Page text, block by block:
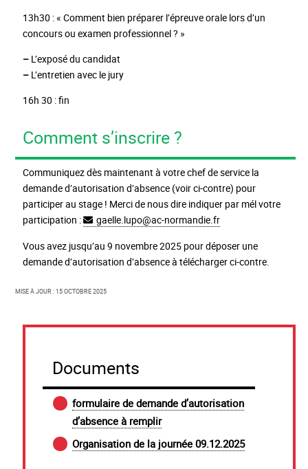
13h30 : « Comment bien préparer l’épreuve orale lors d’un
concours ou examen professionnel ? »
–L’exposé du candidat
–L’entretien avec le jury
16h 30 : fin
Comment s’inscrire ?
Communiquez dès maintenant à votre chef de service la
demande d’autorisation d’absence (voir ci-contre) pour
participer au stage ! Merci de nous dire indiquer par mél votre
participation :
gaelle.lupo@ac-normandie.fr
Vous avez jusqu’au 9 novembre 2025 pour déposer une
demande d’autorisation d’absence à télécharger ci-contre.
Mise à jour : 15 octobre 2025
Documents
formulaire de demande d’autorisation
d’absence à remplir
Organisation de la journée 09.12.2025